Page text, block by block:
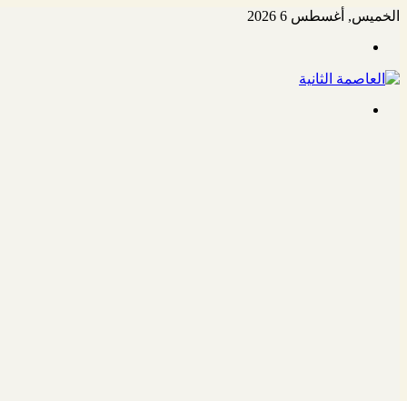
الخميس, أغسطس 6 2026